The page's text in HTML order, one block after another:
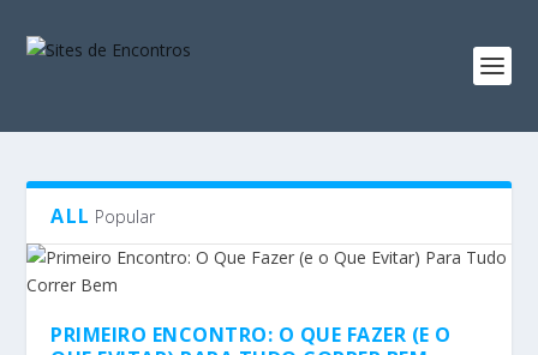
ALL Popular
PRIMEIRO ENCONTRO: O QUE FAZER (E O